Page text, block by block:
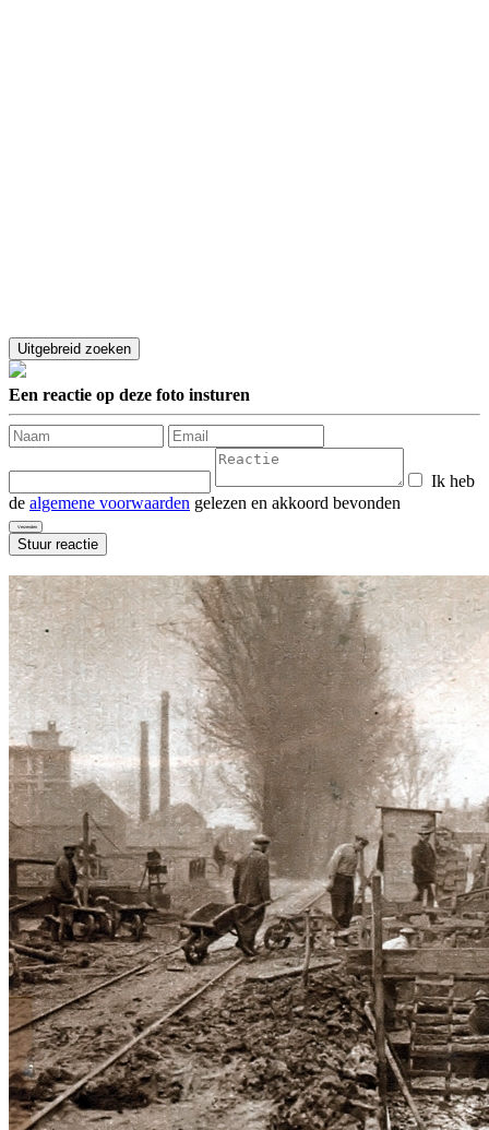
Een reactie op deze foto insturen
Ik heb
de algemene voorwaarden gelezen en akkoord bevonden